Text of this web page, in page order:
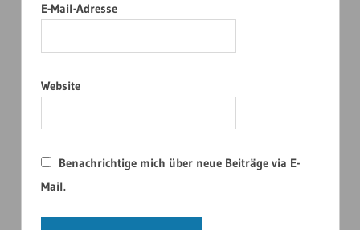
E-Mail-Adresse
Website
Benachrichtige mich über neue Beiträge via E-
Mail.